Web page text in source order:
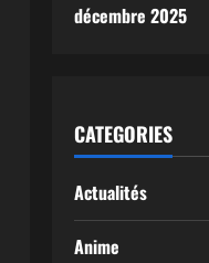
décembre 2025
CATEGORIES
Actualités
Anime